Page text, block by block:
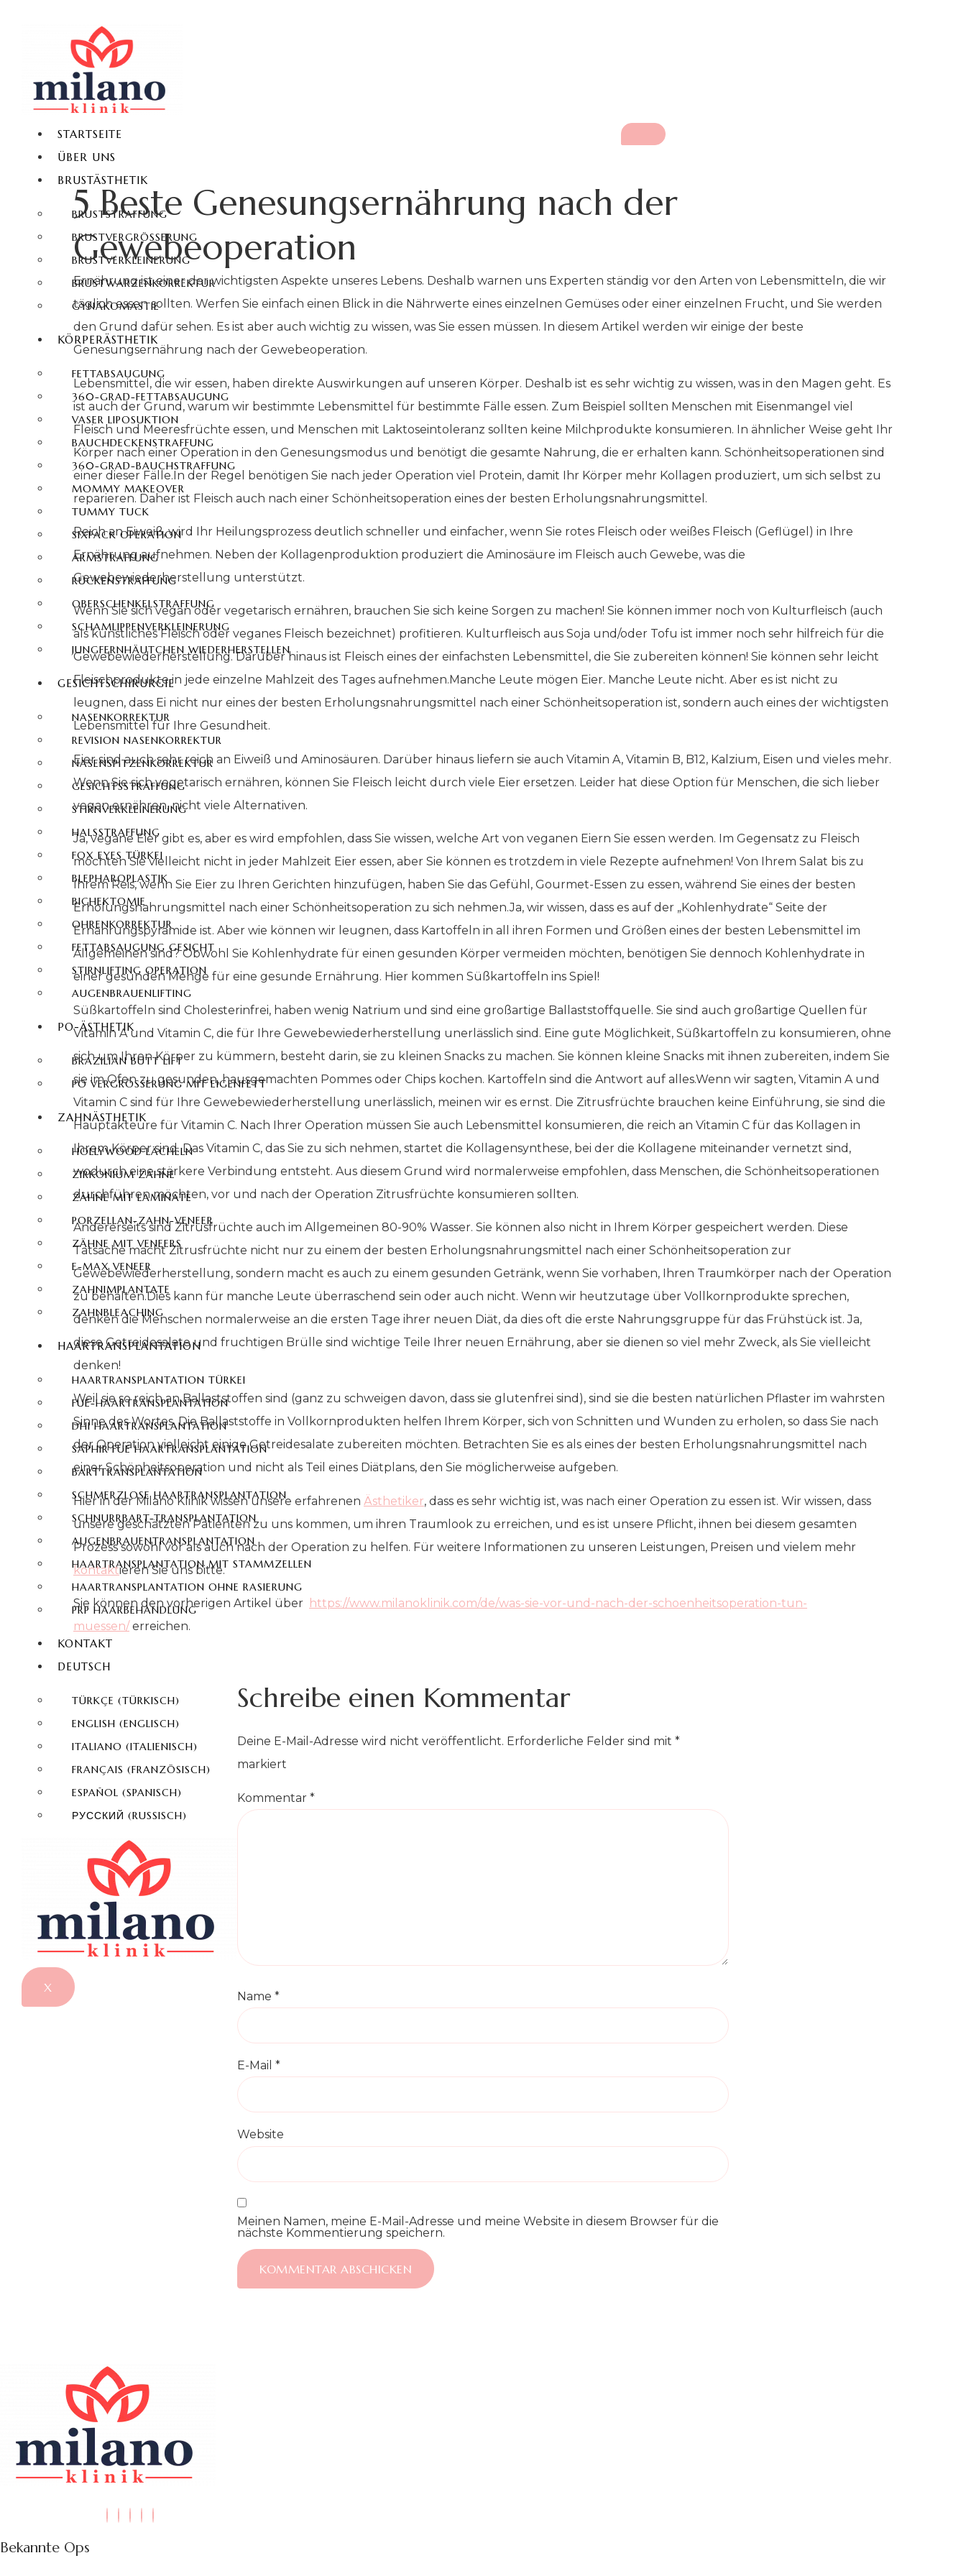
STARTSEITE
ÜBER UNS
BRUSTÄSTHETIK
BRUSTSTRAFFUNG
BRUSTVERGRÖSSERUNG
BRUSTVERKLEINERUNG
BRUSTWARZENKORREKTUR
GYNÄKOMASTIE
KÖRPERÄSTHETIK
FETTABSAUGUNG
360-GRAD-FETTABSAUGUNG
VASER LIPOSUKTION
BAUCHDECKENSTRAFFUNG
360-GRAD-BAUCHSTRAFFUNG
MOMMY MAKEOVER
TUMMY TUCK
SIXPACK OPERATION
ARMSTRAFFUNG
RÜCKENSTRAFFUNG
OBERSCHENKELSTRAFFUNG
SCHAMLIPPENVERKLEINERUNG
JUNGFERNHÄUTCHEN WIEDERHERSTELLEN
GESICHTSCHIRURGIE
NASENKORREKTUR
REVISION NASENKORREKTUR
NASENSPITZENKORREKTUR
GESICHTSSTRAFFUNG
STIRNVERKLEINERUNG
HALSSTRAFFUNG
FOX EYES TÜRKEI
BLEPHAROPLASTIK
BICHEKTOMIE
OHRENKORREKTUR
FETTABSAUGUNG GESICHT
STIRNLIFTING OPERATION
AUGENBRAUENLIFTING
PO-ÄSTHETIK
BRAZILIAN BUTT LIFT
PO VERGRÖSSERUNG MIT EIGENFETT
ZAHNÄSTHETIK
HOLLYWOOD LÄCHELN
ZIRKONIUM ZÄHNE
ZÄHNE MIT LAMINATE
PORZELLAN-ZAHN-VENEER
ZÄHNE MIT VENEERS
E-MAX VENEER
ZAHNIMPLANTATE
ZAHNBLEACHING
HAARTRANSPLANTATION
HAARTRANSPLANTATION TÜRKEI
FUE-HAARTRANSPLANTATION
DHI HAARTRANSPLANTATION
SAPHIR FUE HAARTRANSPLANTATION
BARTTRANSPLANTATION
SCHMERZLOSE HAARTRANSPLANTATION
SCHNURRBART-TRANSPLANTATION
AUGENBRAUENTRANSPLANTATION
HAARTRANSPLANTATION MIT STAMMZELLEN
HAARTRANSPLANTATION OHNE RASIERUNG
PRP HAARBEHANDLUNG
KONTAKT
DEUTSCH
TÜRKÇE (TÜRKISCH)
ENGLISH (ENGLISCH)
ITALIANO (ITALIENISCH)
FRANÇAIS (FRANZÖSISCH)
ESPAÑOL (SPANISCH)
РУССКИЙ (RUSSISCH)
X
5 Beste Genesungsernährung nach der
Gewebeoperation
Ernährung ist einer der wichtigsten Aspekte unseres Lebens. Deshalb warnen uns Experten ständig vor den Arten von Lebensmitteln, die wir
täglich essen sollten. Werfen Sie einfach einen Blick in die Nährwerte eines einzelnen Gemüses oder einer einzelnen Frucht, und Sie werden
den Grund dafür sehen. Es ist aber auch wichtig zu wissen, was Sie essen müssen. In diesem Artikel werden wir einige der beste
Genesungsernährung nach der Gewebeoperation.
Lebensmittel, die wir essen, haben direkte Auswirkungen auf unseren Körper. Deshalb ist es sehr wichtig zu wissen, was in den Magen geht. Es
ist auch der Grund, warum wir bestimmte Lebensmittel für bestimmte Fälle essen. Zum Beispiel sollten Menschen mit Eisenmangel viel
Fleisch und Meeresfrüchte essen, und Menschen mit Laktoseintoleranz sollten keine Milchprodukte konsumieren. In ähnlicher Weise geht Ihr
Körper nach einer Operation in den Genesungsmodus und benötigt die gesamte Nahrung, die er erhalten kann. Schönheitsoperationen sind
einer dieser Fälle.In der Regel benötigen Sie nach jeder Operation viel Protein, damit Ihr Körper mehr Kollagen produziert, um sich selbst zu
reparieren. Daher ist Fleisch auch nach einer Schönheitsoperation eines der besten Erholungsnahrungsmittel.
Reich an Eiweiß, wird Ihr Heilungsprozess deutlich schneller und einfacher, wenn Sie rotes Fleisch oder weißes Fleisch (Geflügel) in Ihre
Ernährung aufnehmen. Neben der Kollagenproduktion produziert die Aminosäure im Fleisch auch Gewebe, was die
Gewebewiederherstellung unterstützt.
Wenn Sie sich vegan oder vegetarisch ernähren, brauchen Sie sich keine Sorgen zu machen! Sie können immer noch von Kulturfleisch (auch
als künstliches Fleisch oder veganes Fleisch bezeichnet) profitieren. Kulturfleisch aus Soja und/oder Tofu ist immer noch sehr hilfreich für die
Gewebewiederherstellung. Darüber hinaus ist Fleisch eines der einfachsten Lebensmittel, die Sie zubereiten können! Sie können sehr leicht
Fleischprodukte in jede einzelne Mahlzeit des Tages aufnehmen.Manche Leute mögen Eier. Manche Leute nicht. Aber es ist nicht zu
leugnen, dass Ei nicht nur eines der besten Erholungsnahrungsmittel nach einer Schönheitsoperation ist, sondern auch eines der wichtigsten
Lebensmittel für Ihre Gesundheit.
Eier sind auch sehr reich an Eiweiß und Aminosäuren. Darüber hinaus liefern sie auch Vitamin A, Vitamin B, B12, Kalzium, Eisen und vieles mehr.
Wenn Sie sich vegetarisch ernähren, können Sie Fleisch leicht durch viele Eier ersetzen. Leider hat diese Option für Menschen, die sich lieber
vegan ernähren, nicht viele Alternativen.
Ja, vegane Eier gibt es, aber es wird empfohlen, dass Sie wissen, welche Art von veganen Eiern Sie essen werden. Im Gegensatz zu Fleisch
möchten Sie vielleicht nicht in jeder Mahlzeit Eier essen, aber Sie können es trotzdem in viele Rezepte aufnehmen! Von Ihrem Salat bis zu
Ihrem Reis, wenn Sie Eier zu Ihren Gerichten hinzufügen, haben Sie das Gefühl, Gourmet-Essen zu essen, während Sie eines der besten
Erholungsnahrungsmittel nach einer Schönheitsoperation zu sich nehmen.Ja, wir wissen, dass es auf der „Kohlenhydrate“ Seite der
Ernährungspyramide ist. Aber wie können wir leugnen, dass Kartoffeln in all ihren Formen und Größen eines der besten Lebensmittel im
Allgemeinen sind? Obwohl Sie Kohlenhydrate für einen gesunden Körper vermeiden möchten, benötigen Sie dennoch Kohlenhydrate in
einer gesunden Menge für eine gesunde Ernährung. Hier kommen Süßkartoffeln ins Spiel!
Süßkartoffeln sind Cholesterinfrei, haben wenig Natrium und sind eine großartige Ballaststoffquelle. Sie sind auch großartige Quellen für
Vitamin A und Vitamin C, die für Ihre Gewebewiederherstellung unerlässlich sind. Eine gute Möglichkeit, Süßkartoffeln zu konsumieren, ohne
sich um Ihren Körper zu kümmern, besteht darin, sie zu kleinen Snacks zu machen. Sie können kleine Snacks mit ihnen zubereiten, indem Sie
sie im Ofen zu gesunden, hausgemachten Pommes oder Chips kochen. Kartoffeln sind die Antwort auf alles.Wenn wir sagten, Vitamin A und
Vitamin C sind für Ihre Gewebewiederherstellung unerlässlich, meinen wir es ernst. Die Zitrusfrüchte brauchen keine Einführung, sie sind die
Hauptakteure für Vitamin C. Nach Ihrer Operation müssen Sie auch Lebensmittel konsumieren, die reich an Vitamin C für das Kollagen in
Ihrem Körper sind. Das Vitamin C, das Sie zu sich nehmen, startet die Kollagensynthese, bei der die Kollagene miteinander vernetzt sind,
wodurch eine stärkere Verbindung entsteht. Aus diesem Grund wird normalerweise empfohlen, dass Menschen, die Schönheitsoperationen
durchführen möchten, vor und nach der Operation Zitrusfrüchte konsumieren sollten.
Andererseits sind Zitrusfrüchte auch im Allgemeinen 80-90% Wasser. Sie können also nicht in Ihrem Körper gespeichert werden. Diese
Tatsache macht Zitrusfrüchte nicht nur zu einem der besten Erholungsnahrungsmittel nach einer Schönheitsoperation zur
Gewebewiederherstellung, sondern macht es auch zu einem gesunden Getränk, wenn Sie vorhaben, Ihren Traumkörper nach der Operation
zu behalten.Dies kann für manche Leute überraschend sein oder auch nicht. Wenn wir heutzutage über Vollkornprodukte sprechen,
denken die Menschen normalerweise an die ersten Tage ihrer neuen Diät, da dies oft die erste Nahrungsgruppe für das Frühstück ist. Ja,
diese Getreidesalate und fruchtigen Brülle sind wichtige Teile Ihrer neuen Ernährung, aber sie dienen so viel mehr Zweck, als Sie vielleicht
denken!
Weil sie so reich an Ballaststoffen sind (ganz zu schweigen davon, dass sie glutenfrei sind), sind sie die besten natürlichen Pflaster im wahrsten
Sinne des Wortes. Die Ballaststoffe in Vollkornprodukten helfen Ihrem Körper, sich von Schnitten und Wunden zu erholen, so dass Sie nach
der Operation vielleicht einige Getreidesalate zubereiten möchten. Betrachten Sie es als eines der besten Erholungsnahrungsmittel nach
einer Schönheitsoperation und nicht als Teil eines Diätplans, den Sie möglicherweise aufgeben.
Hier in der Milano Klinik wissen unsere erfahrenen Ästhetiker, dass es sehr wichtig ist, was nach einer Operation zu essen ist. Wir wissen, dass
unsere geschätzten Patienten zu uns kommen, um ihren Traumlook zu erreichen, und es ist unsere Pflicht, ihnen bei diesem gesamten
Prozess sowohl vor als auch nach der Operation zu helfen. Für weitere Informationen zu unseren Leistungen, Preisen und vielem mehr
kontaktieren Sie uns bitte.
Sie können den vorherigen Artikel über https://www.milanoklinik.com/de/was-sie-vor-und-nach-der-schoenheitsoperation-tun-
muessen/erreichen.
Schreibe einen Kommentar
Deine E-Mail-Adresse wird nicht veröffentlicht. Erforderliche Felder sind mit *
markiert
Kommentar *
Name *
E-Mail *
Website
Meinen Namen, meine E-Mail-Adresse und meine Website in diesem Browser für die
nächste Kommentierung speichern.
Bekannte Ops